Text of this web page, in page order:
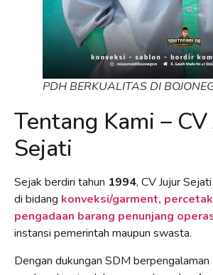
PDH BERKUALITAS DI
Tentang Kami – CV
Sejati
Sejak berdiri tahun 1994, CV Jujur
di bidang konveksi/garment,
pengadaan barang penunjang
instansi pemerintah maupun swasta.
Dengan dukungan SDM